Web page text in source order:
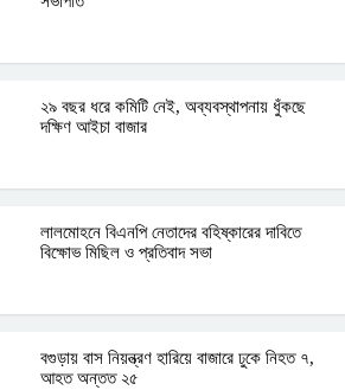
২৯ বছর ধরে কমিটি নেই, অব্যবস্থাপনায় ধুঁকছে
দক্ষিণ আইচা বাজার
লালমোহনে বিএনপি নেতাদের বহিষ্কারের দাবিতে
বিক্ষোভ মিছিল ও প্রতিবাদ সভা
বগুড়ায় বাস নিয়ন্ত্রণ হারিয়ে বাজারে ঢুকে নিহত ৭,
আহত অন্তত ২৫